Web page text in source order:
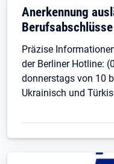
Öffnet in neuem
Anerkennung
Berufsabschlüsse
Präzise
der Berliner Hotline:
donnerstags von 10
Ukrainisch und